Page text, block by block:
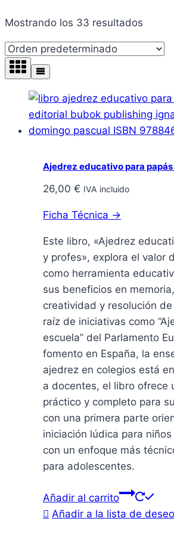
Mostrando los 33 resultados
Ajedrez educativo para
26,00 € IVA incluido
Ficha Técnica →
Este libro, «Ajedrez
y profes», explora el valor
como herramienta
sus beneficios en
creatividad y resolución
raíz de iniciativas como
escuela” del Parlamento
fomento en España, la
ajedrez en colegios está
a docentes, el libro ofrece
práctico y completo para
con una primera parte
iniciación lúdica para
con un enfoque más
para adolescentes.
Añadir al carrito
Añadir a la lista de